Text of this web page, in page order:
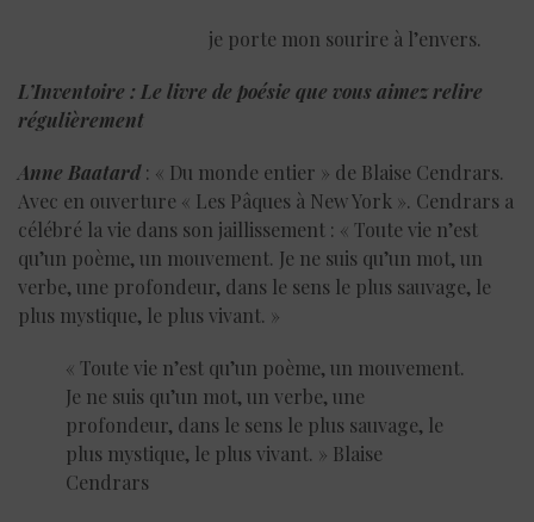
je porte mon sourire à l’envers.
L’Inventoire : Le livre de poésie que vous aimez relire
régulièrement
Anne Baatard: « Du monde entier » de Blaise Cendrars.
Avec en ouverture « Les Pâques à New York ». Cendrars a
célébré la vie dans son jaillissement : « Toute vie n’est
qu’un poème, un mouvement. Je ne suis qu’un mot, un
verbe, une profondeur, dans le sens le plus sauvage, le
plus mystique, le plus vivant. »
« Toute vie n’est qu’un poème, un mouvement.
Je ne suis qu’un mot, un verbe, une
profondeur, dans le sens le plus sauvage, le
plus mystique, le plus vivant. » Blaise
Cendrars